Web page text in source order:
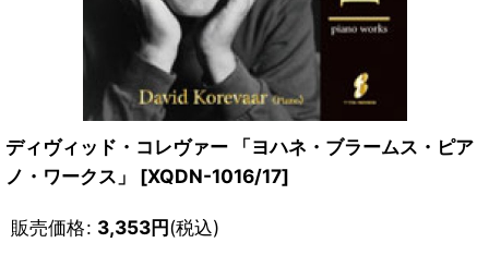
ディヴィッド・コレヴァー 「ヨハネ・ブラームス・ピア
ノ・ワークス」
[XQDN-1016/17]
販売価格: 3,353円(税込)